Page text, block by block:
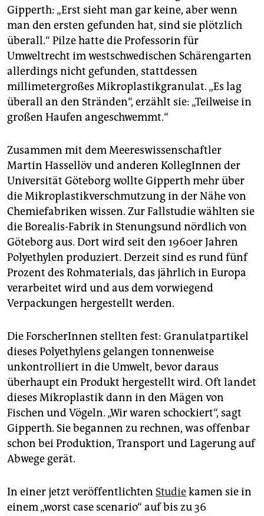
genossenschaft
epaper login
Gipperth: „Erst sieht man gar keine, aber wenn
man den ersten gefunden hat, sind sie plötzlich
überall.“ Pilze hatte die Professorin für
Umweltrecht im westschwedischen Schärengarten
allerdings nicht gefunden, stattdessen
millimetergroßes Mikroplastikgranulat. „Es lag
überall an den Stränden“, erzählt sie: „Teilweise in
großen Haufen angeschwemmt.“
Zusammen mit dem Meereswissenschaftler
Martin Hassellöv und anderen KollegInnen der
Universität Göteborg wollte Gipperth mehr über
die Mikroplastikverschmutzung in der Nähe von
Chemiefabriken wissen. Zur Fallstudie wählten sie
die Borealis-Fabrik in Stenungsund nördlich von
Göteborg aus. Dort wird seit den 1960er Jahren
Polyethylen produziert. Derzeit sind es rund fünf
Prozent des Rohmaterials, das jährlich in Europa
verarbeitet wird und aus dem vorwiegend
Verpackungen hergestellt werden.
Die ForscherInnen stellten fest: Granulatpartikel
dieses Polyethylens gelangen tonnenweise
unkontrolliert in die Umwelt, bevor daraus
überhaupt ein Produkt hergestellt wird. Oft landet
dieses Mikroplastik dann in den Mägen von
Fischen und Vögeln. „Wir waren schockiert“, sagt
Gipperth. Sie begannen zu rechnen, was offenbar
schon bei Produktion, Transport und Lagerung auf
Abwege gerät.
In einer jetzt veröffentlichten Studiekamen sie in
einem „worst case scenario“ auf bis zu 36